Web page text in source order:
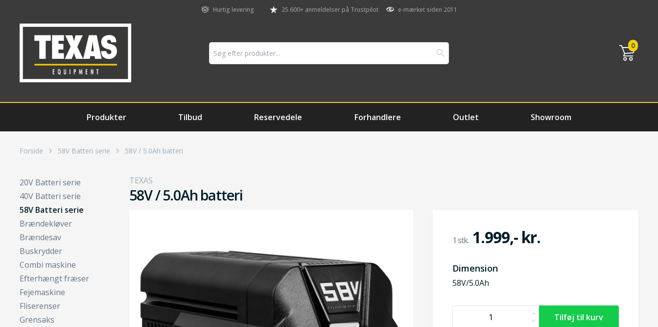
Hurtig levering 25.600+ anmeldelser på Trustpilot e-mærket siden 2011
0
Produkter Tilbud Reservedele Forhandlere Outlet Showroom
Forside 58V Batteri serie 58V / 5.0Ah batteri
20V Batteri serie
40V Batteri serie
58V Batteri serie
Brændekløver
Brændesav
Buskrydder
Combi maskine
Efterhængt fræser
Fejemaskine
Fliserenser
Grensaks
TEXAS
58V / 5.0Ah batteri
1.999,- kr.
Dimension
58V/5.0Ah